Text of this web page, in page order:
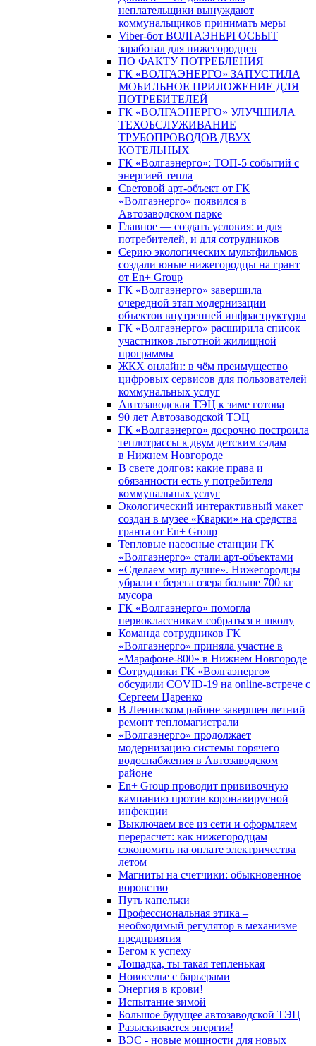
неплательщики вынуждают
коммунальщиков принимать меры
Viber-бот ВОЛГАЭНЕРГОСБЫТ
заработал для нижегородцев
ПО ФАКТУ ПОТРЕБЛЕНИЯ
ГК «ВОЛГАЭНЕРГО» ЗАПУСТИЛА
МОБИЛЬНОЕ ПРИЛОЖЕНИЕ ДЛЯ
ПОТРЕБИТЕЛЕЙ
ГК «ВОЛГАЭНЕРГО» УЛУЧШИЛА
ТЕХОБСЛУЖИВАНИЕ
ТРУБОПРОВОДОВ ДВУХ
КОТЕЛЬНЫХ
ГК «Волгаэнерго»: ТОП-5 событий с
энергией тепла
Световой арт-объект от ГК
«Волгаэнерго» появился в
Автозаводском парке
Главное — создать условия: и для
потребителей, и для сотрудников
Серию экологических мультфильмов
создали юные нижегородцы на грант
от En+ Group
ГК «Волгаэнерго» завершила
очередной этап модернизации
объектов внутренней инфраструктуры
ГК «Волгаэнерго» расширила список
участников льготной жилищной
программы
ЖКХ онлайн: в чём преимущество
цифровых сервисов для пользователей
коммунальных услуг
Автозаводская ТЭЦ к зиме готова
90 лет Автозаводской ТЭЦ
ГК «Волгаэнерго» досрочно построила
теплотрассы к двум детским садам
в Нижнем Новгороде
В свете долгов: какие права и
обязанности есть у потребителя
коммунальных услуг
Экологический интерактивный макет
создан в музее «Кварки» на средства
гранта от En+ Group
Тепловые насосные станции ГК
«Волгаэнерго» стали арт-объектами
«Сделаем мир лучше». Нижегородцы
убрали с берега озера больше 700 кг
мусора
ГК «Волгаэнерго» помогла
первоклассникам собраться в школу
Команда сотрудников ГК
«Волгаэнерго» приняла участие в
«Марафоне-800» в Нижнем Новгороде
Сотрудники ГК «Волгаэнерго»
обсудили COVID-19 на online-встрече с
Сергеем Царенко
В Ленинском районе завершен летний
ремонт тепломагистрали
«Волгаэнерго» продолжает
модернизацию системы горячего
водоснабжения в Автозаводском
районе
En+ Group проводит прививочную
кампанию против коронавирусной
инфекции
Выключаем все из сети и оформляем
перерасчет: как нижегородцам
сэкономить на оплате электричества
летом
Магниты на счетчики: обыкновенное
воровство
Путь капельки
Профессиональная этика –
необходимый регулятор в механизме
предприятия
Бегом к успеху
Лошадка, ты такая тепленькая
Новоселье с барьерами
Энергия в крови!
Испытание зимой
Большое будущее автозаводской ТЭЦ
Разыскивается энергия!
ВЭС - новые мощности для новых